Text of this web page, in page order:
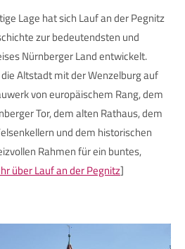
Lage hat sich Lauf an der Pegnitz
zur bedeutendsten und
Nürnberger Land entwickelt.
Altstadt mit der Wenzelburg auf
von europäischem Rang, dem
Tor, dem alten Rathaus, dem
und dem historischen
Rahmen für ein buntes,
über Lauf an der Pegnitz]